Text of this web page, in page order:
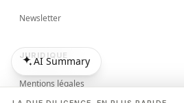
Newsletter
JURIDIQUE
Mentions légales
AI Summary
AI Summary